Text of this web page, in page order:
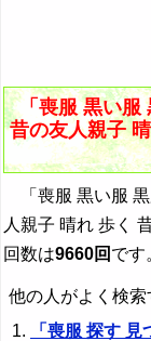
「喪服 黒い服
昔の友人親子
「喪服 黒い服 黒
人親子 晴れ 歩く
回数は9660回 です
他の人がよく検
「喪服 探す